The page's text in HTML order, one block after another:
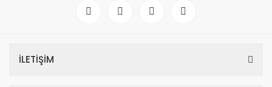
İLETİŞİM